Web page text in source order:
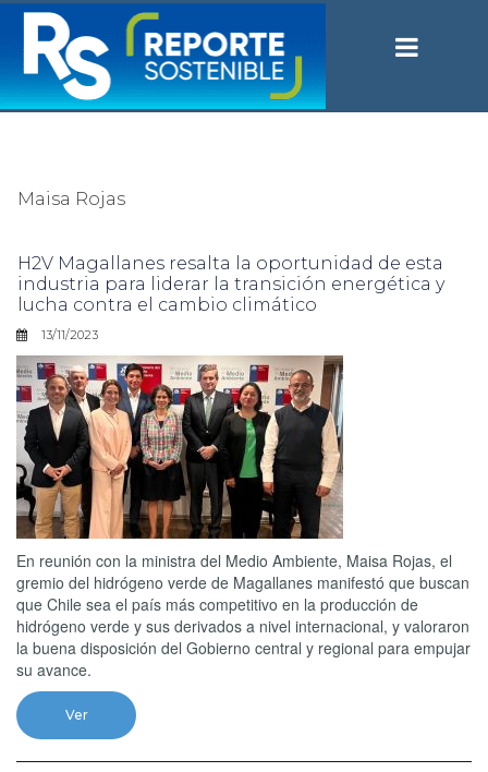
Maisa Rojas
H2V Magallanes resalta la oportunidad de esta
industria para liderar la transición energética y
lucha contra el cambio climático
13/11/2023
En reunión con la ministra del Medio Ambiente, Maisa Rojas, el
gremio del hidrógeno verde de Magallanes manifestó que buscan
que Chile sea el país más competitivo en la producción de
hidrógeno verde y sus derivados a nivel internacional, y valoraron
la buena disposición del Gobierno central y regional para empujar
su avance.
Ver